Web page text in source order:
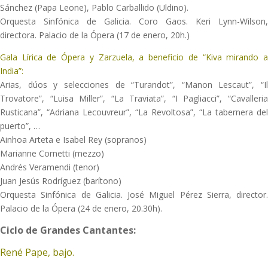
Sánchez (Papa Leone), Pablo Carballido (Uldino).
Orquesta Sinfónica de Galicia. Coro Gaos. Keri Lynn-Wilson,
directora. Palacio de la Ópera (17 de enero, 20h.)
Gala Lírica de Ópera y Zarzuela, a beneficio de “Kiva mirando a
India”:
Arias, dúos y selecciones de “Turandot”, “Manon Lescaut”, “Il
Trovatore”, “Luisa Miller”, “La Traviata”, “I Pagliacci”, “Cavalleria
Rusticana”, “Adriana Lecouvreur”, “La Revoltosa”, “La tabernera del
puerto”, …
Ainhoa Arteta e Isabel Rey (sopranos)
Marianne Cornetti (mezzo)
Andrés Veramendi (tenor)
Juan Jesús Rodríguez (barítono)
Orquesta Sinfónica de Galicia. José Miguel Pérez Sierra, director.
Palacio de la Ópera (24 de enero, 20.30h).
Ciclo de Grandes Cantantes:
René Pape, bajo.